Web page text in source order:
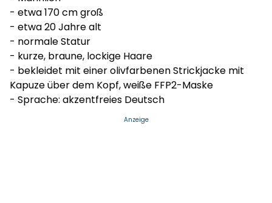
- etwa 170 cm groß
- etwa 20 Jahre alt
- normale Statur
- kurze, braune, lockige Haare
- bekleidet mit einer olivfarbenen Strickjacke mit
Kapuze über dem Kopf, weiße FFP2-Maske
- Sprache: akzentfreies Deutsch
Anzeige